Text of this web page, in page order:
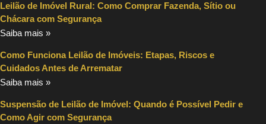
Leilão de Imóvel Rural: Como Comprar Fazenda, Sítio ou
Chácara com Segurança
Saiba mais »
Como Funciona Leilão de Imóveis: Etapas, Riscos e
Cuidados Antes de Arrematar
Saiba mais »
Suspensão de Leilão de Imóvel: Quando é Possível Pedir e
Como Agir com Segurança